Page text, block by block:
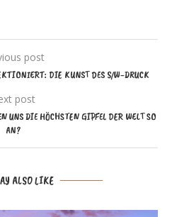
post
DIE KUNST DES S/W-DRUCK
post
DIE HÖCHSTEN GIPFEL DER WELT SO
AN?
ALSO LIKE